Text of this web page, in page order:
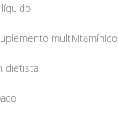
multivitamínico
dietista